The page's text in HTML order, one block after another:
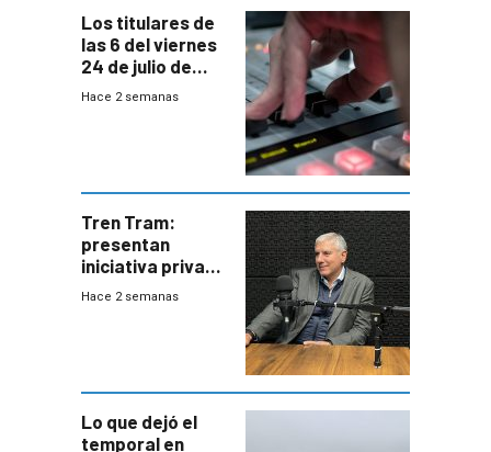
Los titulares de
las 6 del viernes
24 de julio de
2026
Hace 2 semanas
Tren Tram:
presentan
iniciativa privada
para una red de
Hace 2 semanas
Lo que dejó el
temporal en